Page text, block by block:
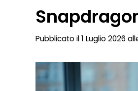
Pubblicato il 1 Luglio 2026